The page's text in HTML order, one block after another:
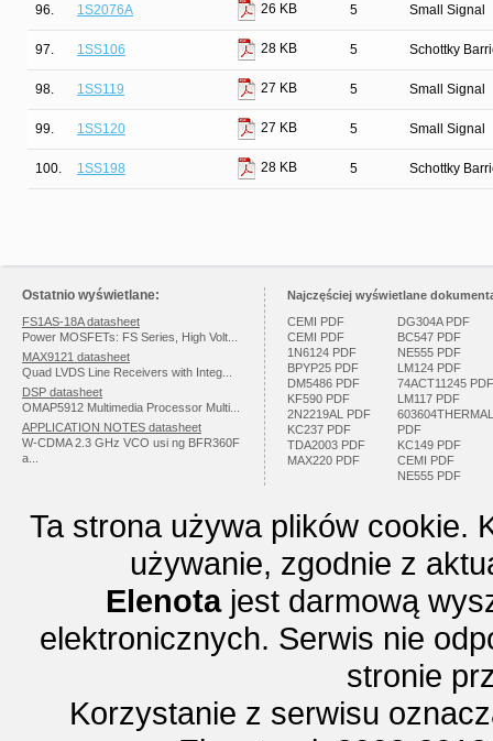
96. 1S2076A 26 KB 5 Small Signal
97. 1SS106 28 KB 5 Schottky
98. 1SS119 27 KB 5 Small Signal
99. 1SS120 27 KB 5 Small Signal
100. 1SS198 28 KB 5 Schottky
Ostatnio wyświetlane:
FS1AS-18A datasheet
Power MOSFETs: FS Series, High Volt...
MAX9121 datasheet
Quad LVDS Line Receivers with Integ...
DSP datasheet
OMAP5912 Multimedia Processor Multi...
APPLICATION NOTES datasheet
W-CDMA 2.3 GHz VCO usi ng BFR360F
a...
Najczęściej wyświetlane
CEMI PDF
CEMI PDF
1N6124 PDF
BPYP25 PDF
DM5486 PDF
KF590 PDF
2N2219AL PDF
KC237 PDF
TDA2003 PDF
MAX220 PDF
DG304A PDF
BC547 PDF
NE555 PDF
LM124 PDF
74ACT11245 PDF
LM117 PDF
603604THERMAL
PDF
KC149 PDF
CEMI PDF
NE555 PDF
Ta strona używa plików cookie.
używanie, zgodnie z
Elenotajest darmową
elektronicznych. Serwis nie
stronie
Korzystanie z serwisu